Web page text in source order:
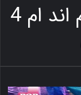
ب
ر
دانلود پادکست ام اند ام 4